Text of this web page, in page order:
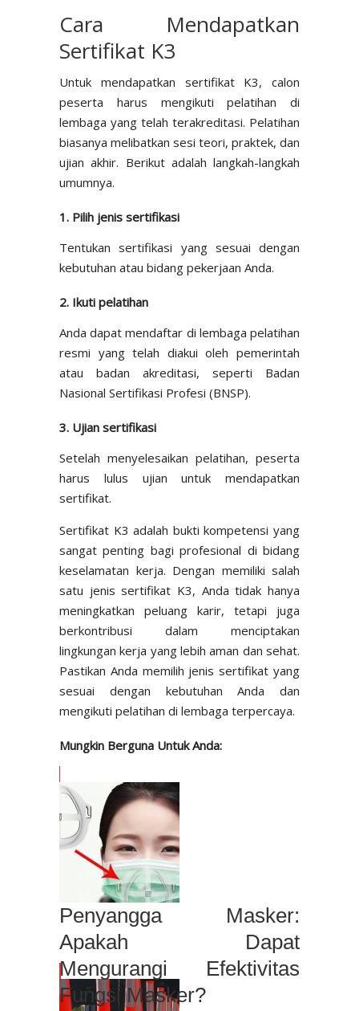
Cara Mendapatkan
Sertifikat K3
Untuk mendapatkan sertifikat K3, calon
peserta harus mengikuti pelatihan di
lembaga yang telah terakreditasi. Pelatihan
biasanya melibatkan sesi teori, praktek, dan
ujian akhir. Berikut adalah langkah-langkah
umumnya.
1. Pilih jenis sertifikasi
Tentukan sertifikasi yang sesuai dengan
kebutuhan atau bidang pekerjaan Anda.
2. Ikuti pelatihan
Anda dapat mendaftar di lembaga pelatihan
resmi yang telah diakui oleh pemerintah
atau badan akreditasi, seperti Badan
Nasional Sertifikasi Profesi (BNSP).
3. Ujian sertifikasi
Setelah menyelesaikan pelatihan, peserta
harus lulus ujian untuk mendapatkan
sertifikat.
Sertifikat K3 adalah bukti kompetensi yang
sangat penting bagi profesional di bidang
keselamatan kerja. Dengan memiliki salah
satu jenis sertifikat K3, Anda tidak hanya
meningkatkan peluang karir, tetapi juga
berkontribusi dalam menciptakan
lingkungan kerja yang lebih aman dan sehat.
Pastikan Anda memilih jenis sertifikat yang
sesuai dengan kebutuhan Anda dan
mengikuti pelatihan di lembaga terpercaya.
Mungkin Berguna Untuk Anda:
Penyangga Masker:
Apakah Dapat
Mengurangi Efektivitas
Fungsi Masker?